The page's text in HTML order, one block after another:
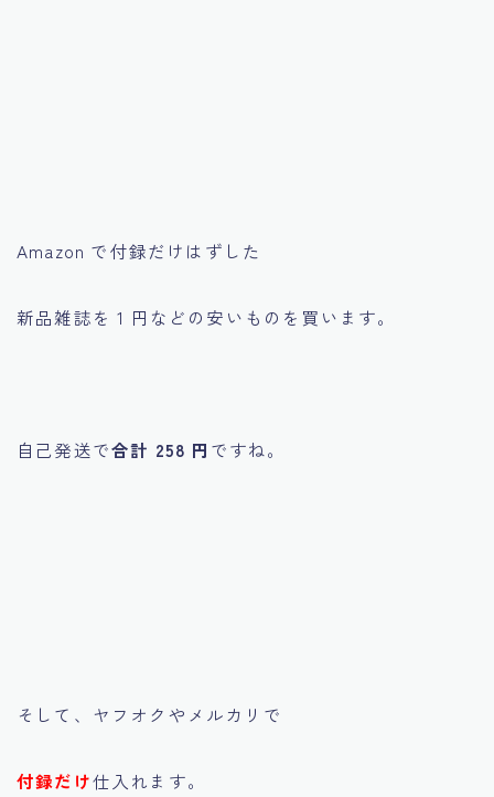
Amazon で付録だけはずした
新品雑誌を 1 円などの安いものを買います。
自己発送で合計 258 円 ですね。
そして、ヤフオクやメルカリで
付録だけ仕入れます。